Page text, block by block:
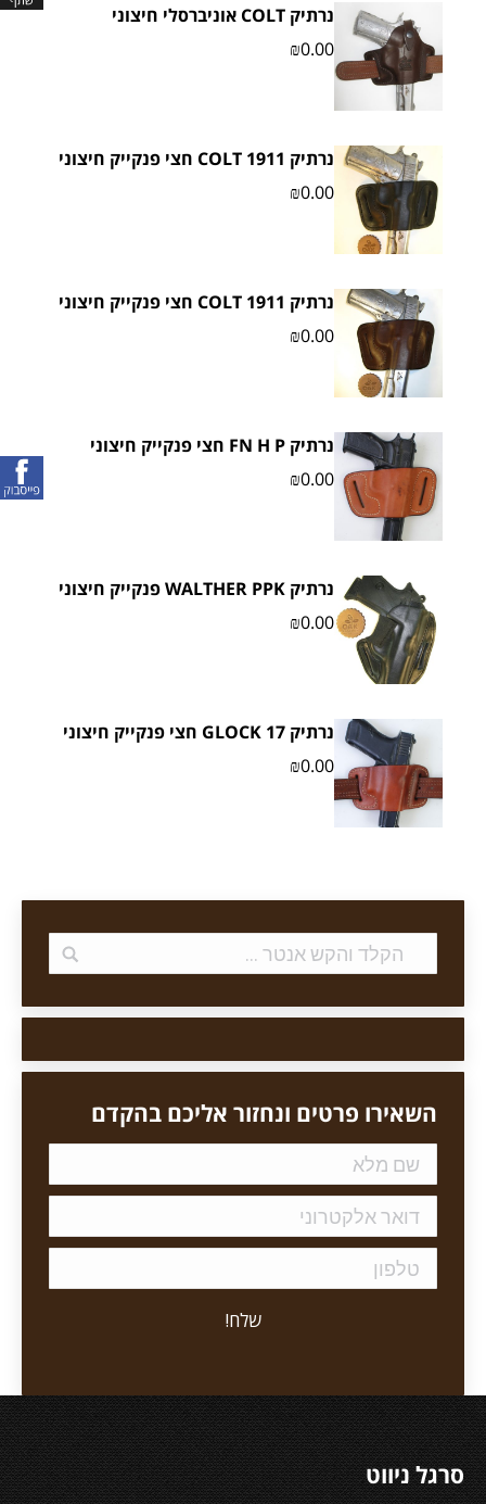
נרתיק COLT אוניברסלי חיצוני
₪0.00
נרתיק COLT 1911 חצי פנקייק חיצוני
₪0.00
נרתיק COLT 1911 חצי פנקייק חיצוני
₪0.00
נרתיק FN H P חצי פנקייק חיצוני
₪0.00
נרתיק WALTHER PPK פנקייק חיצוני
₪0.00
נרתיק 17 GLOCK חצי פנקייק חיצוני
₪0.00
Search:
השאירו פרטים ונחזור אליכם בהקדם
סרגל ניווט